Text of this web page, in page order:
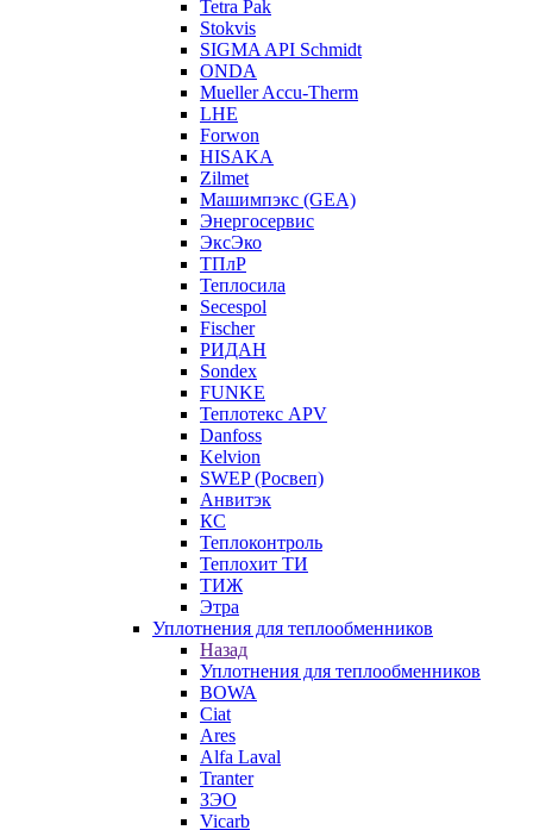
Tetra Pak
Stokvis
SIGMA API Schmidt
ONDA
Mueller Accu-Therm
LHE
Forwon
HISAKA
Zilmet
Машимпэкс (GEA)
Энергосервис
ЭксЭко
ТПлР
Теплосила
Secespol
Fischer
РИДАН
Sondex
FUNKE
Теплотекс APV
Danfoss
Kelvion
SWEP (Росвеп)
Анвитэк
КС
Теплоконтроль
Теплохит ТИ
ТИЖ
Этра
Уплотнения для теплообменников
Назад
Уплотнения для теплообменников
BOWA
Ciat
Ares
Alfa Laval
Tranter
ЗЭО
Vicarb